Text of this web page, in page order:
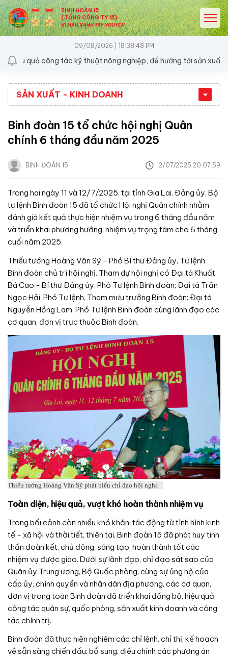
BINH ĐOÀN 15
(TỔNG CÔNG TY 15)
VÌ MÀU XANH TÂY NGUYÊN
09/08/2026 | 18:38:48 PM
tác kỹ thuật nông nghiệp, để hướng tới sản xuất bền vững
SẢN XUẤT - KINH DOANH
Binh đoàn 15 tổ chức hội nghị Quân
chính 6 tháng đầu năm 2025
BINH ĐOÀN 15 12/07/2025 20:07:59
Trong hai ngày 11 và 12/7/2025, tại tỉnh Gia Lai, Đảng ủy, Bộ
tư lệnh Binh đoàn 15 đã tổ chức Hội nghị Quân chính nhằm
đánh giá kết quả thực hiện nhiệm vụ trong 6 tháng đầu năm
và triển khai phương hướng, nhiệm vụ trọng tâm cho 6 tháng
cuối năm 2025.
Thiếu tướng Hoàng Văn Sỹ - Phó Bí thư Đảng ủy, Tư lệnh
Binh đoàn chủ trì hội nghị. Tham dự hội nghị có Đại tá Khuất
Bá Cao - Bí thư Đảng ủy, Phó Tư lệnh Binh đoàn; Đại tá Trần
Ngọc Hải, Phó Tư lệnh, Tham mưu trưởng Binh đoàn; Đại tá
Nguyễn Hồng Lam, Phó Tư lệnh Binh đoàn cùng lãnh đạo các
cơ quan, đơn vị trực thuộc Binh đoàn.
Thiếu tướng Hoàng Văn Sỹ phát biểu chỉ đạo hội nghị.
Toàn diện, hiệu quả, vượt khó hoàn thành nhiệm vụ
Trong bối cảnh còn nhiều khó khăn, tác động từ tình hình kinh
tế - xã hội và thời tiết, thiên tai, Binh đoàn 15 đã phát huy tinh
thần đoàn kết, chủ động, sáng tạo, hoàn thành tốt các
nhiệm vụ được giao. Dưới sự lãnh đạo, chỉ đạo sát sao của
Quân ủy Trung ương, Bộ Quốc phòng, cùng sự ủng hộ của
cấp ủy, chính quyền và nhân dân địa phương, các cơ quan,
đơn vị trong toàn Binh đoàn đã triển khai đồng bộ, hiệu quả
công tác quân sự, quốc phòng, sản xuất kinh doanh và công
tác chính trị.
Binh đoàn đã thực hiện nghiêm các chỉ lệnh, chỉ thị, kế hoạch
về sẵn sàng chiến đấu; bổ sung, điều chỉnh các phương án